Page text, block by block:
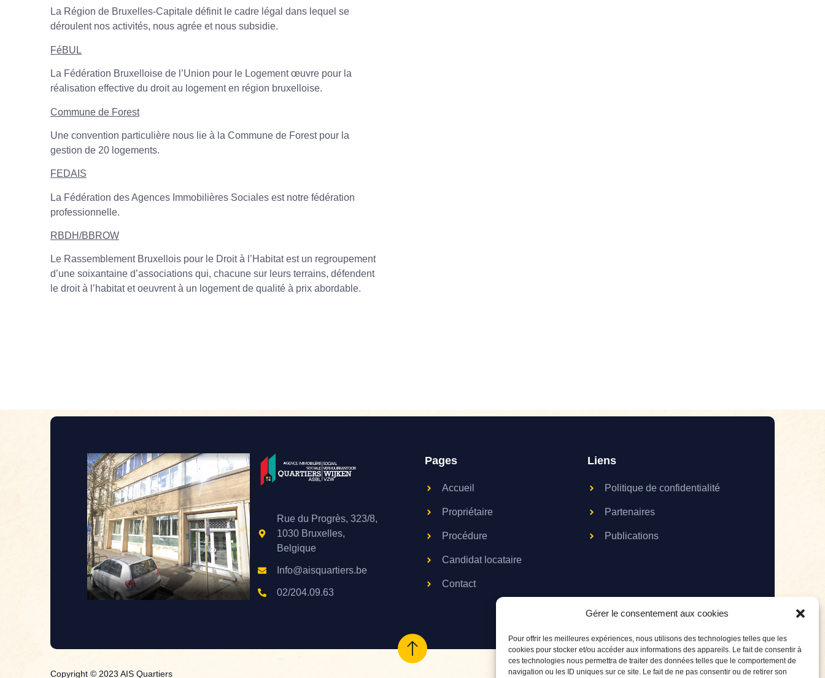
Gérer le consentement aux cookies
Pour offrir les meilleures expériences, nous utilisons des technologies telles que les
cookies pour stocker et/ou accéder aux informations des appareils. Le fait de consentir à
ces technologies nous permettra de traiter des données telles que le comportement de
navigation ou les ID uniques sur ce site. Le fait de ne pas consentir ou de retirer son
La Région de Bruxelles-Capitale définit le cadre légal dans lequel se
déroulent nos activités, nous agrée et nous subsidie.
FéBUL
La Fédération Bruxelloise de l’Union pour le Logement œuvre pour la
réalisation effective du droit au logement en région bruxelloise.
Commune de Forest
Une convention particulière nous lie à la Commune de Forest pour la
gestion de 20 logements.
FEDAIS
La Fédération des Agences Immobilières Sociales est notre fédération
professionnelle.
RBDH/BBROW
Le Rassemblement Bruxellois pour le Droit à l’Habitat est un regroupement
d’une soixantaine d’associations qui, chacune sur leurs terrains, défendent
le droit à l’habitat et oeuvrent à un logement de qualité à prix abordable.
Rue du Progrès, 323/8,
1030 Bruxelles,
Belgique
Info@aisquartiers.be
02/204.09.63
Pages
Accueil
Propriétaire
Procédure
Candidat locataire
Contact
Liens
Politique de confidentialité
Partenaires
Publications
Copyright © 2023 AIS Quartiers